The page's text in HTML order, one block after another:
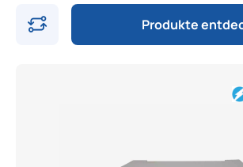
Produkte